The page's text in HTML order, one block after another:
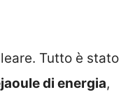
Tutto è stato
di energia,